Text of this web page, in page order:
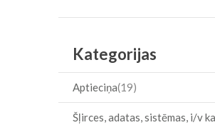
Item
Kategorijas
Aptieciņa 19
Šļirces, adatas, sistēmas, i/v